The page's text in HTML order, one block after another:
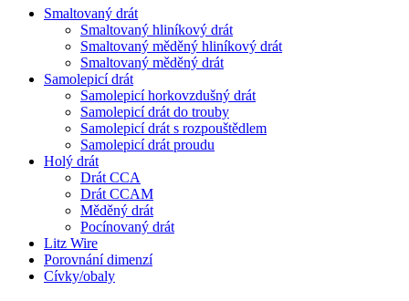
Smaltovaný drát
Smaltovaný hliníkový drát
Smaltovaný měděný hliníkový drát
Smaltovaný měděný drát
Samolepicí drát
Samolepicí horkovzdušný drát
Samolepicí drát do trouby
Samolepicí drát s rozpouštědlem
Samolepicí drát proudu
Holý drát
Drát CCA
Drát CCAM
Měděný drát
Pocínovaný drát
Litz Wire
Porovnání dimenzí
Cívky/obaly